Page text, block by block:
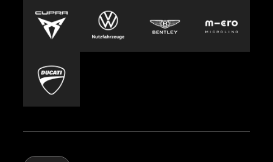
Europcar
Carsharing
Mobility-as-a-Service
Parking
Presse